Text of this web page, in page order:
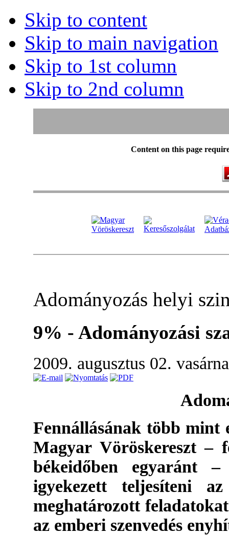
Skip to content
Skip to main navigation
Skip to 1st column
Skip to 2nd column
Content on this page
Adományozás helyi
9% - Adományozási
2009. augusztus 02.
Fennállásának több mint
Magyar Vöröskereszt –
békeidőben egyaránt
igyekezett teljesíteni
meghatározott
az emberi szenvedés